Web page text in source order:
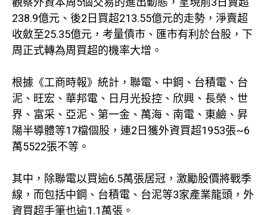
238.9億元、後2日買超213.55億元的走勢，淨賣超
收斂至25.35億元，考量債市、匯市有利於台股，下
周正式轉為周買超的機率大增。
根據《工商時報》統計，聯電、中鋼、台積電、台
泥、旺宏、華邦電、日月光投控、欣興、長榮、世
界、富采、亞泥、第一金、萬海、南電、東鹼、昇
陽半導體等17檔個股，連2日獲外資買超1953張~6
萬5522張不等。
其中，除聯電以買逾6.5萬張居冠，激勵股價將戰季
線，而包括中鋼、台積電、台泥等3家產業龍頭，外
資買超手筆也逾1.1萬張。